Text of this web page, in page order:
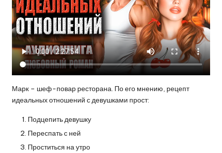
Марк – шеф-повар ресторана. По его мнению, рецепт
идеальных отношений с девушками прост:
Подцепить девушку
Переспать с ней
Проститься на утро